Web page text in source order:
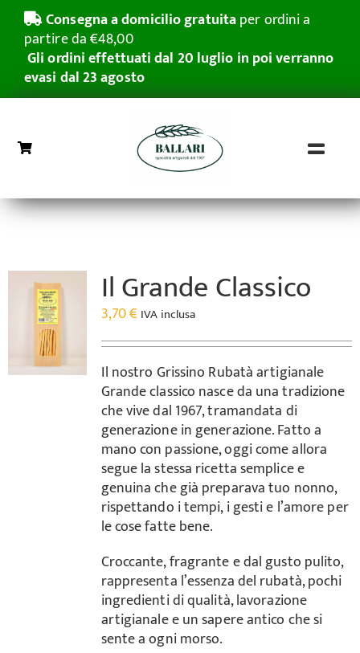
Salta
contenuto
Consegna a domicilio gratuitaper ordini a
partire da €48,00
Gli ordini effettuati dal 20 luglio in poi verranno
evasi dal 23 agosto
Toggle
Home
Pasticceria Secca
Azienda
Grande distribuzione
Il Grande Classico
3,70€ IVA inclusa
Il nostro Grissino Rubatà artigianale
Grande classico nasce da una tradizione
che vive dal 1967, tramandata di
generazione in generazione. Fatto a
mano con passione, oggi come allora
segue la stessa ricetta semplice e
genuina che già preparava tuo nonno,
rispettando i tempi, i gesti e l’amore per
le cose fatte bene.
Croccante, fragrante e dal gusto pulito,
rappresenta l’essenza del rubatà, pochi
ingredienti di qualità, lavorazione
artigianale e un sapere antico che si
sente a ogni morso.